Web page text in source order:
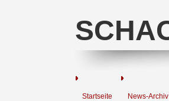
Startseite News-Archiv